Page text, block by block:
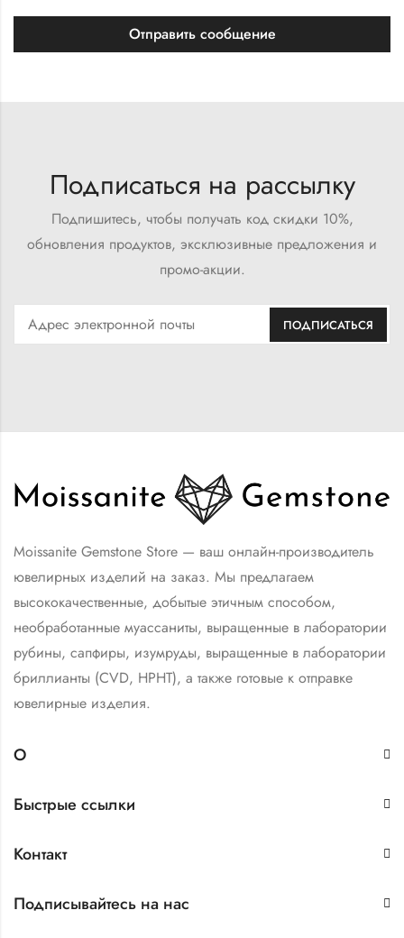
Отправить сообщение
Подписаться на рассылку
Подпишитесь, чтобы получать код скидки 10%,
обновления продуктов, эксклюзивные предложения и
промо-акции.
Moissanite Gemstone Store — ваш онлайн-производитель
ювелирных изделий на заказ. Мы предлагаем
высококачественные, добытые этичным способом,
необработанные муассаниты, выращенные в лаборатории
рубины, сапфиры, изумруды, выращенные в лаборатории
бриллианты (CVD, HPHT), а также готовые к отправке
ювелирные изделия.
О
Быстрые ссылки
Контакт
Подписывайтесь на нас